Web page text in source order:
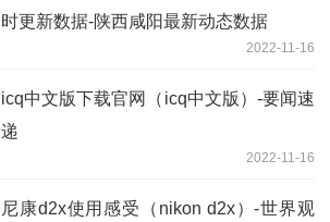
时更新数据-陕西咸阳最新动态数据
2022-11-16
icq中文版下载官网（icq中文版）-要闻速
递
2022-11-16
尼康d2x使用感受（nikon d2x）-世界观